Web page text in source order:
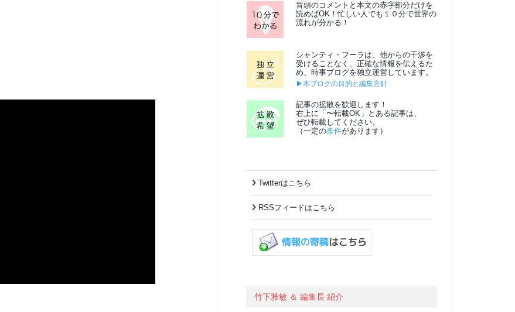
冒頭のコメントと本文の赤字部分だけを
読めばOK！忙しい人でも１０分で世界の
流れが分かる！
シャンティ・フーラは、他からの干渉を
受けることなく、正確な情報を伝えるた
め、時事ブログを独立運営しています。
▶本ブログの目的と編集方針
記事の拡散を歓迎します！
右上に「〜転載OK」とある記事は、
ぜひ転載してください。
（一定の条件があります）
Twitterはこちら
RSSフィードはこちら
竹下雅敏 ＆ 編集長 紹介